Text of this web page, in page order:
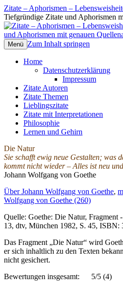
Zitate – Aphorismen –
Tiefgründige Zitate und Aphorismen
Menü Zum Inhalt springen
Home
Datenschutzerklärung
Impressum
Zitate Autoren
Zitate Themen
Lieblingszitate
Zitate mit Interpretationen
Philosophie
Lernen und Gehirn
Die Natur
Sie schafft ewig neue Gestalten; was
kommt nicht wieder – Alles ist neu
Johann Wolfgang von Goethe
Über Johann Wolfgang von Goethe,
Wolfgang von Goethe (260)
Quelle: Goethe: Die Natur, Fragment
13, dtv, München 1982, S. 45, ISBN:
Das Fragment „Die Natur“ wird
er sich inhaltlich zu den Texten
nicht gesichert.
Bewertungen insgesamt:
5/5 (4)